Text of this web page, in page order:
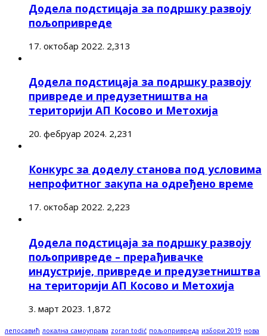
Додела подстицаја за подршку развоју
пољопривреде
17. октобар 2022. 2,313
Додела подстицаја за подршку развоју
привреде и предузетништва на
територији АП Косово и Метохија
20. фебруар 2024. 2,231
Конкурс за доделу станова под условима
непрофитног закупа на одређено време
17. октобар 2022. 2,223
Додела подстицаја за подршку развоју
пољопривреде – прерађивачке
индустрије, привреде и предузетништва
на територији АП Косово и Метохија
3. март 2023. 1,872
лепосавић локална самоуправа zoran todić пољопривреда избори 2019 нова